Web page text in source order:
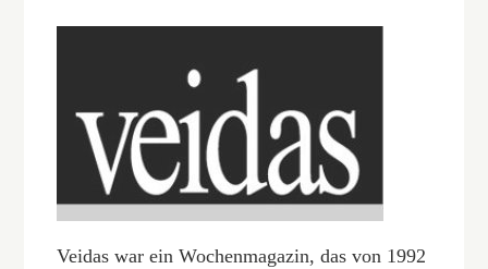
Veidas war ein Wochenmagazin, das von 1992